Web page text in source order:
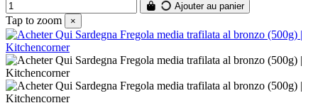
Ajouter au panier
Tap to zoom ×